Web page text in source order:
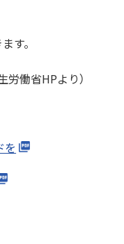
す。
労働省HPより）
を